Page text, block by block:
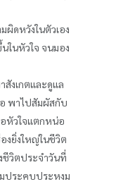
ดหวังในตัวเอง
ในหัวใจ จนมอง
สังเกตและดูแล
อ พาไปสัมผัสกับ
อหัวใจแตกหน่อ
งยิ่งใหญ่ในชีวิต
ชีวิตประจำวันที่
ประคบประหงม